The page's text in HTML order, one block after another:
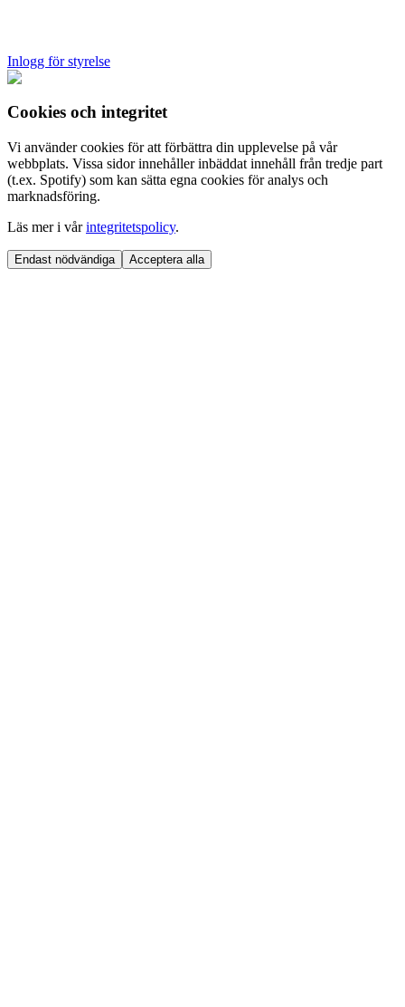
Inlogg för styrelse
Cookies och integritet
Vi använder cookies för att förbättra din upplevelse på vår
webbplats. Vissa sidor innehåller inbäddat innehåll från tredje part
(t.ex. Spotify) som kan sätta egna cookies för analys och
marknadsföring.
Läs mer i vår integritetspolicy.
Endast nödvändiga Acceptera alla